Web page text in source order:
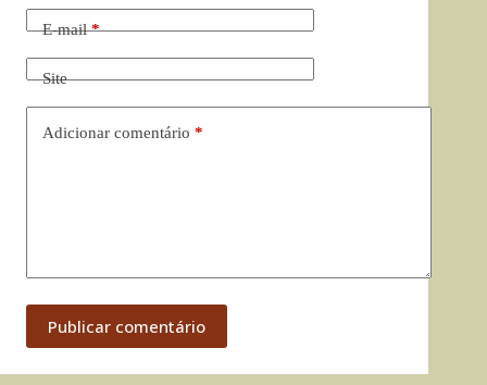
E-mail*
Site
Adicionar comentário *
Publicar comentário